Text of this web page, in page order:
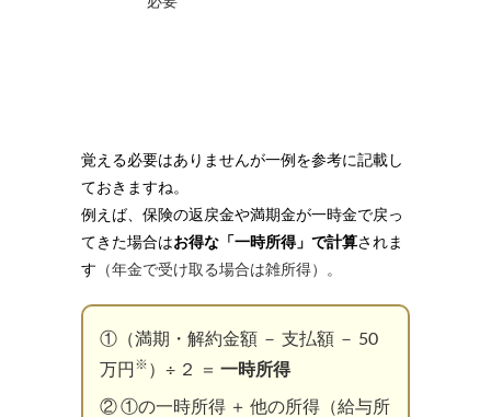
覚える必要はありませんが一例を参考に記載し
ておきますね。
例えば、保険の返戻金や満期金が一時金で戻っ
てきた場合はお得な「一時所得」で計算されま
す （年金で受け取る場合は雑所得）。
①（満期・解約金額 － 支払額 － 50
万円※ ）÷ ２ ＝ 一時所得
② ①の一時所得 ＋ 他の所得（給与所